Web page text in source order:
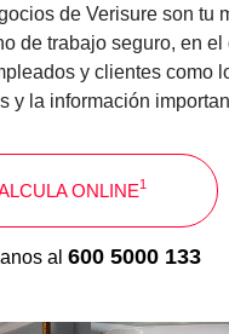
de Verisure son tu
de trabajo seguro, en el
y clientes como
y la información
ONLINE1
al 600 5000 133